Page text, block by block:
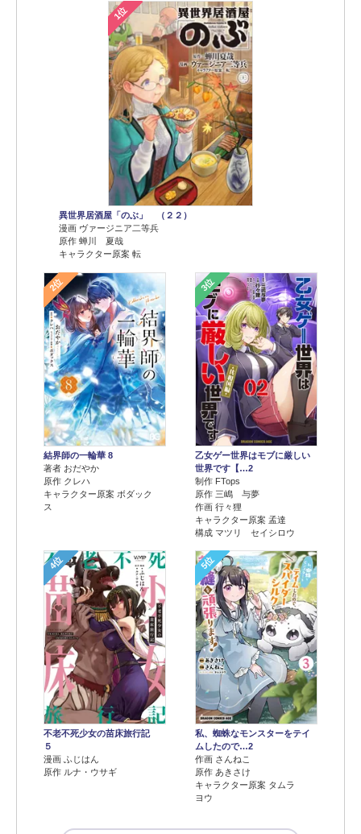
1位
異世界居酒屋「のぶ」 （２２）
漫画 ヴァージニア二等兵
原作 蝉川 夏哉
キャラクター原案 転
2位
結界師の一輪華 8
著者 おだやか
原作 クレハ
キャラクター原案 ボダック
ス
3位
乙女ゲー世界はモブに厳しい
世界です【…2
制作 FTops
原作 三嶋 与夢
作画 行々狸
キャラクター原案 孟達
構成 マツリ セイシロウ
4位
不老不死少女の苗床旅行記
５
漫画 ふじはん
原作 ルナ・ウサギ
5位
私、蜘蛛なモンスターをテイ
ムしたので…2
作画 さんねこ
原作 あきさけ
キャラクター原案 タムラ
ヨウ